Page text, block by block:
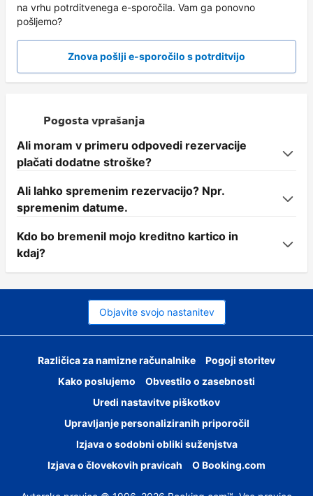
na vrhu potrditvenega e-sporočila. Vam ga ponovno
pošljemo?
Znova pošlji e-sporočilo s potrditvijo
Pogosta vprašanja
Ali moram v primeru odpovedi rezervacije
plačati dodatne stroške?
Ali lahko spremenim rezervacijo? Npr.
spremenim datume.
Kdo bo bremenil mojo kreditno kartico in
kdaj?
Objavite svojo nastanitev
Različica za namizne računalnike
Pogoji storitev
Kako poslujemo
Obvestilo o zasebnosti
Uredi nastavitve piškotkov
Upravljanje personaliziranih priporočil
Izjava o sodobni obliki suženjstva
Izjava o človekovih pravicah
O Booking.com